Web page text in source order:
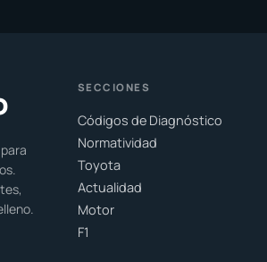
SECCIONES
Códigos de Diagnóstico
Normatividad
Toyota
Actualidad
Motor
F1